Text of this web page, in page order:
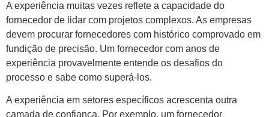
A experiência muitas vezes reflete a capacidade do
fornecedor de lidar com projetos complexos. As empresas
devem procurar fornecedores com histórico comprovado em
fundição de precisão. Um fornecedor com anos de
experiência provavelmente entende os desafios do
processo e sabe como superá-los.
A experiência em setores específicos acrescenta outra
camada de confiança. Por exemplo, um fornecedor